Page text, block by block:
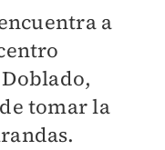
a
tomar la